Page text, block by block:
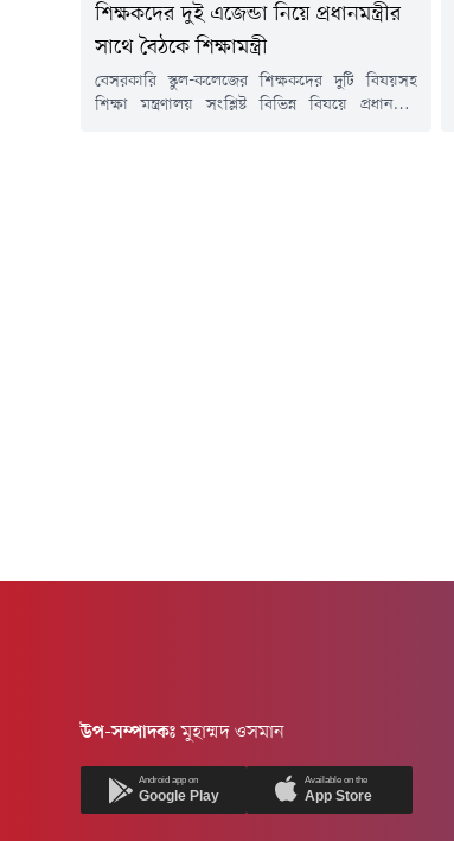
শিক্ষকদের দুই এজেন্ডা নিয়ে প্রধানমন্ত্রীর
সাথে বৈঠকে শিক্ষামন্ত্রী
বেসরকারি স্কুল-কলেজের শিক্ষকদের দুটি বিষয়সহ
শিক্ষা মন্ত্রণালয় সংশ্লিষ্ট বিভিন্ন বিষয়ে প্রধানমন্ত্রী
উপ-সম্পাদকঃমুহাম্মদ ওসমান
Android app on
Google Play
Available on the
App Store